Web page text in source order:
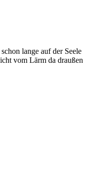
lange auf der Seele
vom Lärm da draußen